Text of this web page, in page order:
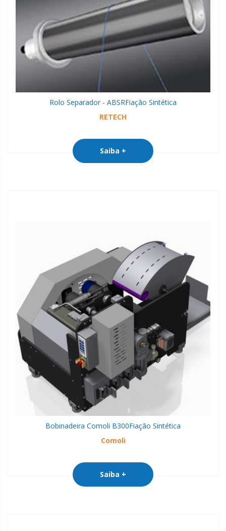
Rolo Separador - ABSRFiação Sintética
RETECH
Saiba +
Bobinadeira Comoli B300Fiação Sintética
Comoli
Saiba +